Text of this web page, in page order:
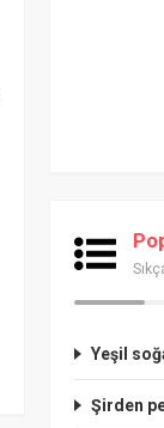
Yeşil
Şirden